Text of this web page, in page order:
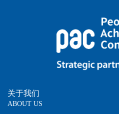
关于我们
ABOUT US